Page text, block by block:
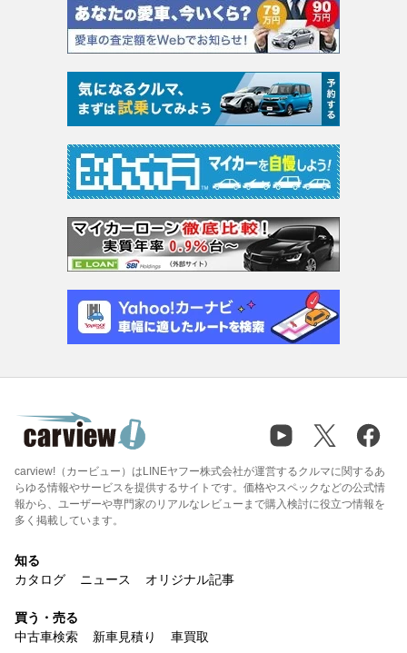
carview!（カービュー）はLINEヤフー株式会社が運営するクルマに関するあ
らゆる情報やサービスを提供するサイトです。価格やスペックなどの公式情
報から、ユーザーや専門家のリアルなレビューまで購入検討に役立つ情報を
多く掲載しています。
知る
カタログ
ニュース オリジナル記事
買う・売る
中古車検索
新車見積り 車買取